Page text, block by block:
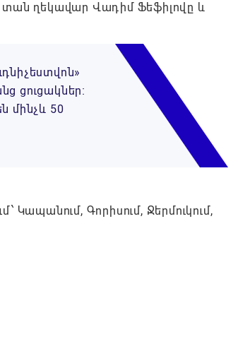
տան ղեկավար Վադիմ Ֆեֆիլովը և
ցուցակներ։
մինչև 50
Կապանում, Գորիսում, Ջերմուկում,